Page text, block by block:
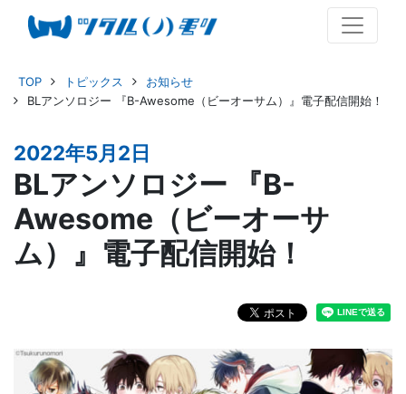
TOP トピックス
お知らせ
BLアンソロジー 『B-Awesome（ビーオーサム）』電子配信開始！
2022年5月2日
BLアンソロジー 『B-
Awesome（ビーオーサ
ム）』電子配信開始！